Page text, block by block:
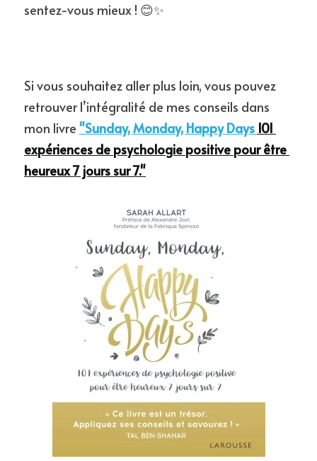
sentez-vous mieux ! 😊✨
Si vous souhaitez aller plus loin, vous pouvez
retrouver l’intégralité de mes conseils dans
mon livre "Sunday, Monday, Happy Days 101
expériences de psychologie positive pour être
heureux 7 jours sur 7."